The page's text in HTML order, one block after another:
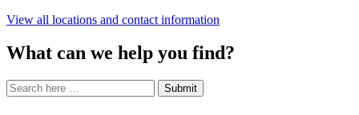
View all locations and contact information
What can we help you find?
Search
site
Search
for:
Submit